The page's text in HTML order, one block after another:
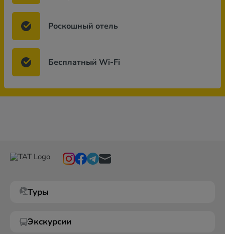
Роскошный отель
Бесплатный Wi-Fi
Туры
Экскурсии